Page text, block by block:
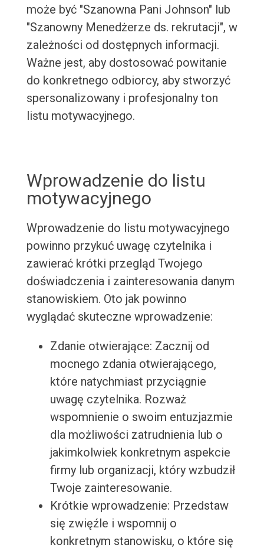
może być "Szanowna Pani Johnson" lub
"Szanowny Menedżerze ds. rekrutacji", w
zależności od dostępnych informacji.
Ważne jest, aby dostosować powitanie
do konkretnego odbiorcy, aby stworzyć
spersonalizowany i profesjonalny ton
listu motywacyjnego.
Wprowadzenie do listu
motywacyjnego
Wprowadzenie do listu motywacyjnego
powinno przykuć uwagę czytelnika i
zawierać krótki przegląd Twojego
doświadczenia i zainteresowania danym
stanowiskiem. Oto jak powinno
wyglądać skuteczne wprowadzenie:
Zdanie otwierające: Zacznij od
mocnego zdania otwierającego,
które natychmiast przyciągnie
uwagę czytelnika. Rozważ
wspomnienie o swoim entuzjazmie
dla możliwości zatrudnienia lub o
jakimkolwiek konkretnym aspekcie
firmy lub organizacji, który wzbudził
Twoje zainteresowanie.
Krótkie wprowadzenie: Przedstaw
się zwięźle i wspomnij o
konkretnym stanowisku, o które się